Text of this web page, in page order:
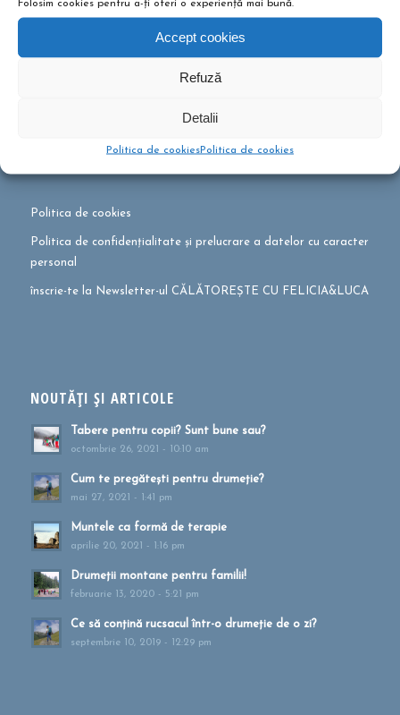
Folosim cookies pentru a-ți oferi o experiență mai bună.
Accept cookies
Refuză
Detalii
Politica de cookiesPolitica de cookies
office@felicitydtp.ro
Politica de cookies
Politica de confidențialitate și prelucrare a datelor cu caracter
personal
înscrie-te la Newsletter-ul CĂLĂTOREȘTE CU FELICIA&LUCA
NOUTĂȚI ȘI ARTICOLE
Tabere pentru copii? Sunt bune sau?
octombrie 26, 2021 - 10:10 am
Cum te pregătești pentru drumeție?
mai 27, 2021 - 1:41 pm
Muntele ca formă de terapie
aprilie 20, 2021 - 1:16 pm
Drumeții montane pentru familii!
februarie 13, 2020 - 5:21 pm
Ce să conțină rucsacul într-o drumeție de o zi?
septembrie 10, 2019 - 12:29 pm